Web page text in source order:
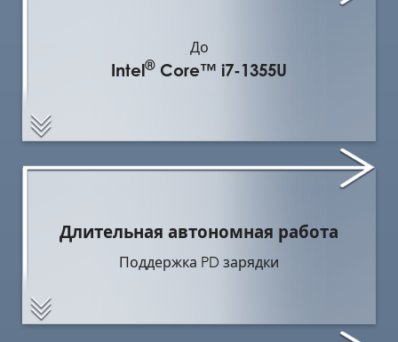
До
Intel® Core™ i7-1355U
Длительная автономная работа
Поддержка PD зарядки